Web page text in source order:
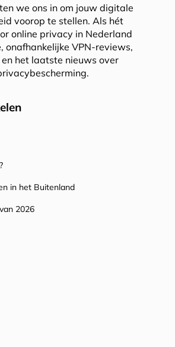
we ons in om jouw digitale
voorop te stellen. Als hét
online privacy in Nederland
onafhankelijke VPN-reviews,
het laatste nieuws over
in het Buitenland
2026